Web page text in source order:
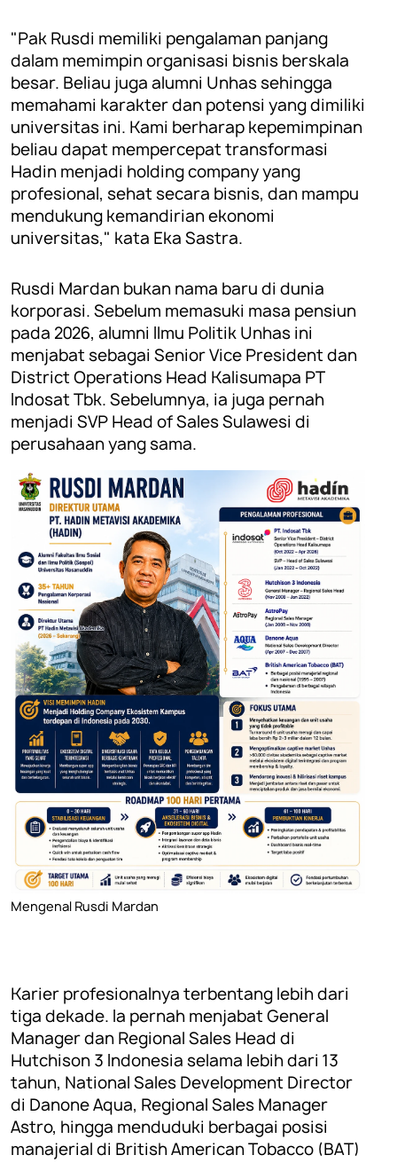
"Pak Rusdi memiliki pengalaman panjang
dalam memimpin organisasi bisnis berskala
besar. Beliau juga alumni Unhas sehingga
memahami karakter dan potensi yang dimiliki
universitas ini. Kami berharap kepemimpinan
beliau dapat mempercepat transformasi
Hadin menjadi holding company yang
profesional, sehat secara bisnis, dan mampu
mendukung kemandirian ekonomi
universitas," kata Eka Sastra.
Rusdi Mardan bukan nama baru di dunia
korporasi. Sebelum memasuki masa pensiun
pada 2026, alumni Ilmu Politik Unhas ini
menjabat sebagai Senior Vice President dan
District Operations Head Kalisumapa PT
Indosat Tbk. Sebelumnya, ia juga pernah
menjadi SVP Head of Sales Sulawesi di
perusahaan yang sama.
Mengenal Rusdi Mardan
Karier profesionalnya terbentang lebih dari
tiga dekade. Ia pernah menjabat General
Manager dan Regional Sales Head di
Hutchison 3 Indonesia selama lebih dari 13
tahun, National Sales Development Director
di Danone Aqua, Regional Sales Manager
Astro, hingga menduduki berbagai posisi
manajerial di British American Tobacco (BAT)